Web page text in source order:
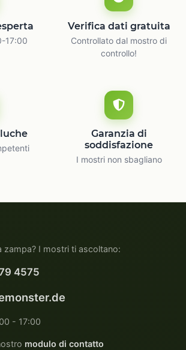
17:00
Verifica dati gratuita
Controllato dal mostro di
controllo!
Garanzia di
soddisfazione
I mostri non sbagliano
zampa? I mostri ti ascoltano:
4575
- 17:00
modulo di contatto